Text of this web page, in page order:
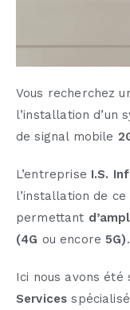
Vous recherchez
l’installation d’un
de signal mobile
L’entreprise I.S.
l’installation de
permettant
(4G ou encore 5G).
Ici nous avons
Services